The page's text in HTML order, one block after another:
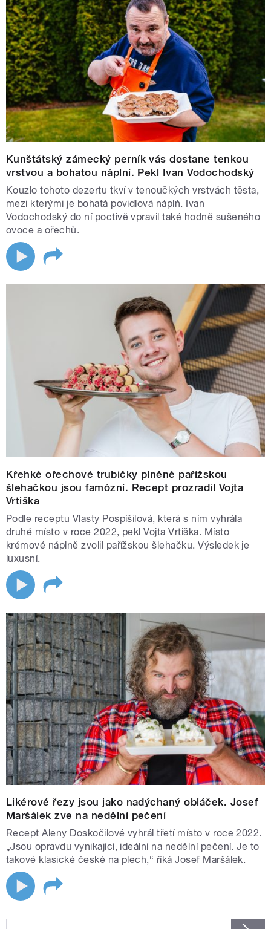
Kunštátský zámecký perník vás dostane tenkou
vrstvou a bohatou náplní. Pekl Ivan Vodochodský
Kouzlo tohoto dezertu tkví v tenoučkých vrstvách těsta,
mezi kterými je bohatá povidlová náplň. Ivan
Vodochodský do ní poctivě vpravil také hodně sušeného
ovoce a ořechů.
Křehké ořechové trubičky plněné pařížskou
šlehačkou jsou famózní. Recept prozradil Vojta
Vrtiška
Podle receptu Vlasty Pospíšilová, která s ním vyhrála
druhé místo v roce 2022, pekl Vojta Vrtiška. Místo
krémové náplně zvolil pařížskou šlehačku. Výsledek je
luxusní.
Likérové řezy jsou jako nadýchaný obláček. Josef
Maršálek zve na nedělní pečení
Recept Aleny Doskočilové vyhrál třetí místo v roce 2022.
„Jsou opravdu vynikající, ideální na nedělní pečení. Je to
takové klasické české na plech,“ říká Josef Maršálek.